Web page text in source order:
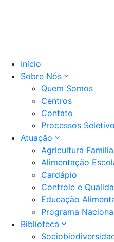
Início
Sobre Nós
Quem Somos
Centros
Contato
Processos
Atuação
Agricultura
Alimentação
Cardápio
Controle e
Educação
Programa
Biblioteca